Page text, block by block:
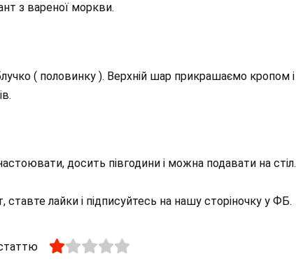
з вареної моркви.
( половинку ). Верхній шар прикрашаємо кропом і
досить півгодини і можна подавати на стіл.
лайки і підписуйтесь на нашу сторіночку у ФБ.